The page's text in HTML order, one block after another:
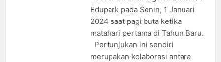
Edupark pada Senin, 1 Januari
2024 saat pagi buta ketika
matahari pertama di Tahun Baru.
Pertunjukan ini sendiri
merupakan kolaborasi antara